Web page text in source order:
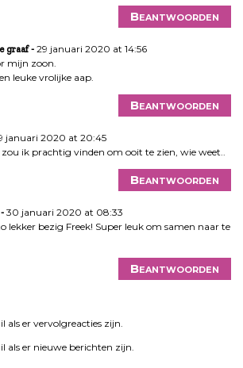
Beantwoorden
graaf
29 januari 2020 at 14:56
mijn zoon.
leuke vrolijke aap.
Beantwoorden
januari 2020 at 20:45
zou ik prachtig vinden om ooit te zien, wie weet..
Beantwoorden
30 januari 2020 at 08:33
lekker bezig Freek! Super leuk om samen naar te
Beantwoorden
als er vervolgreacties zijn.
als er nieuwe berichten zijn.